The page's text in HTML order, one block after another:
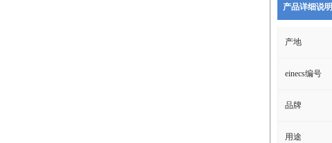
产品详细说明
产地
einecs编号
品牌
用途